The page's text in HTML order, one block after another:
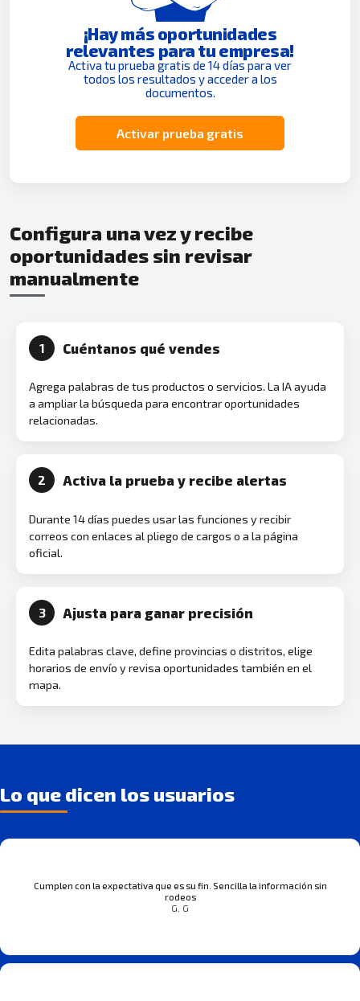
¡Hay más oportunidades
relevantes para tu empresa!
Activa tu prueba gratis de 14 días para ver
todos los resultados y acceder a los
documentos.
Activar prueba gratis
Configura una vez y recibe
oportunidades sin revisar
manualmente
1 Cuéntanos qué vendes
Agrega palabras de tus productos o servicios. La IA ayuda
a ampliar la búsqueda para encontrar oportunidades
relacionadas.
2 Activa la prueba y recibe alertas
Durante 14 días puedes usar las funciones y recibir
correos con enlaces al pliego de cargos o a la página
oficial.
3 Ajusta para ganar precisión
Edita palabras clave, define provincias o distritos, elige
horarios de envío y revisa oportunidades también en el
mapa.
Lo que dicen los usuarios
Cumplen con la expectativa que es su fin. Sencilla la información sin
rodeos
G. G